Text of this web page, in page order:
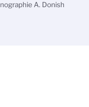
A. Donish